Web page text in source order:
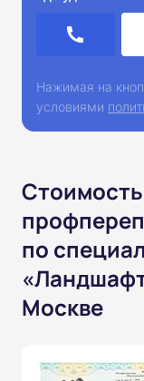
Нажимая на
условиями
по
Москве